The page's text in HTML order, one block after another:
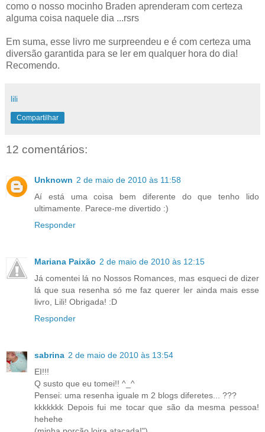
como o nosso mocinho Braden aprenderam com certeza
alguma coisa naquele dia ...rsrs
Em suma, esse livro me surpreendeu e é com certeza uma
diversão garantida para se ler em qualquer hora do dia!
Recomendo.
lili
Compartilhar
12 comentários:
Unknown 2 de maio de 2010 às 11:58
Aí está uma coisa bem diferente do que tenho lido
ultimamente. Parece-me divertido :)
Responder
Mariana Paixão 2 de maio de 2010 às 12:15
Já comentei lá no Nossos Romances, mas esqueci de dizer
lá que sua resenha só me faz querer ler ainda mais esse
livro, Lili! Obrigada! :D
Responder
sabrina 2 de maio de 2010 às 13:54
EI!!!
Q susto que eu tomei!! ^_^
Pensei: uma resenha iguale m 2 blogs diferetes... ???
kkkkkkk Depois fui me tocar que são da mesma pessoa!
hehehe